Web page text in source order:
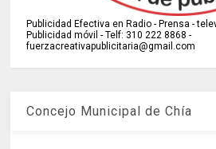
Publicidad Efectiva en Radio - Prensa -
Publicidad móvil - Telf: 310 222 8868 -
fuerzacreativapublicitaria@gmail.com
Concejo Municipal de Chía